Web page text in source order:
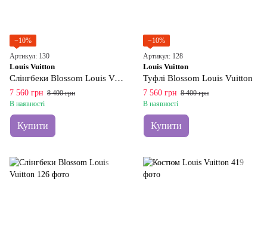
−10%
Артикул: 130
Louis Vuitton
Слінгбеки Blossom Louis Vuitton
7 560 грн 8 400 грн
В наявності
Купити
−10%
Артикул: 128
Louis Vuitton
Туфлі Blossom Louis Vuitton
7 560 грн 8 400 грн
В наявності
Купити